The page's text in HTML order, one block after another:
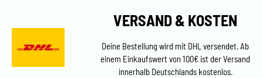
VERSAND & KOSTEN
Deine Bestellung wird mit DHL versendet. Ab
einem Einkaufswert von 100€ ist der Versand
innerhalb Deutschlands kostenlos.